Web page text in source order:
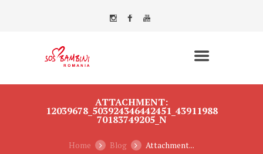
ATTACHMENT:
12039678_503924346442451_43911988
70183749205_N
Home Blog Attachment...